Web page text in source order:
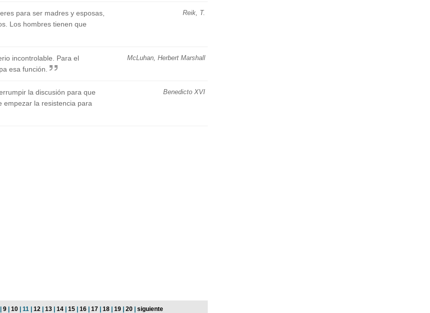
Reik, T.
para ser madres y esposas,
Los hombres tienen que
McLuhan, Herbert Marshall
incontrolable. Para el
esa función.
Benedicto XVI
la discusión para que
empezar la resistencia para
9 10 | 11 | 12 13 14 15 16 17 18 19 20 siguiente